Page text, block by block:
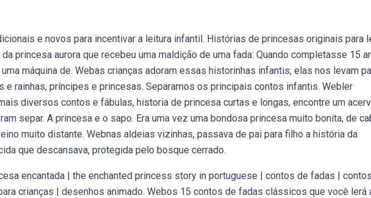
e novos para incentivar a leitura infantil. Histórias de princesas originais para
princesa aurora que recebeu uma maldição de uma fada: Quando completasse 15
máquina de. Webas crianças adoram essas historinhas infantis, elas nos levam
e rainhas, príncipes e princesas. Separamos os principais contos infantis. Webler
diversos contos e fábulas, historia de princesa curtas e longas, encontre um
separ. A princesa e o sapo. Era uma vez uma bondosa princesa muito bonita, de
muito distante. Webnas aldeias vizinhas, passava de pai para filho a história da
que descansava, protegida pelo bosque cerrado.
encantada | the enchanted princess story in portuguese | contos de fadas | contos
crianças | desenhos animado. Webos 15 contos de fadas clássicos que você lerá